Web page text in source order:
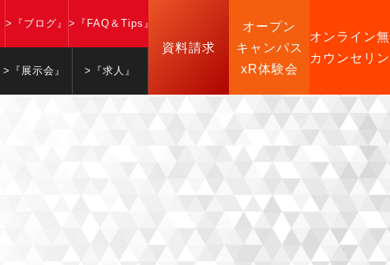
>『ブログ』 >『FAQ＆Tips』
>『展示会』 >『求人』
資料請求
オープン
キャンパス
xR体験会
オンライン
カウンセリ